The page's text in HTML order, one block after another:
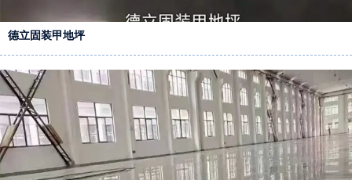
德立固装甲地坪